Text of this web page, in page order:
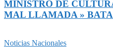
MINISTRO DE
MAL LLAMADA »
Noticias Nacionales